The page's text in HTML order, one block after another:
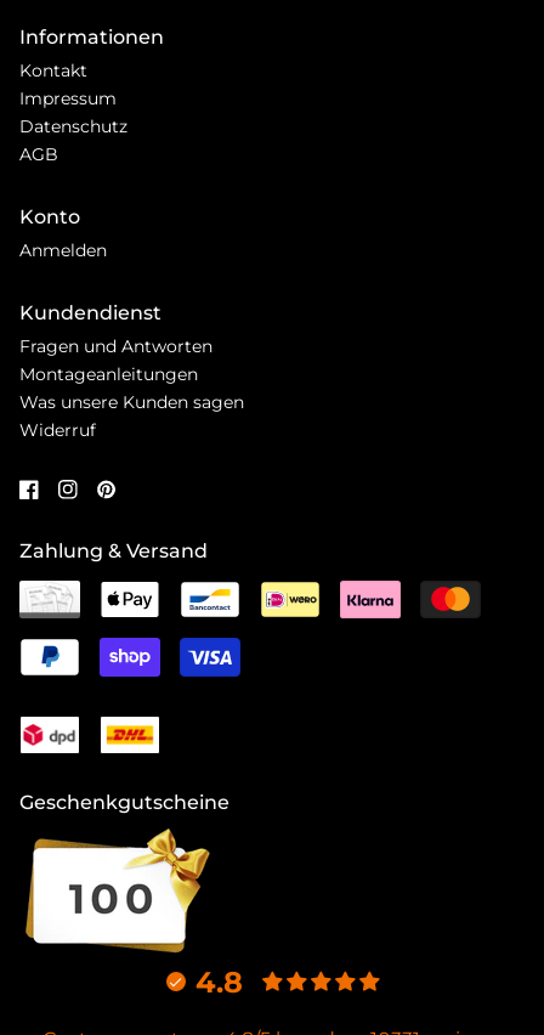
Informationen
Kontakt
Impressum
Datenschutz
AGB
Konto
Anmelden
Kundendienst
Fragen und Antworten
Montageanleitungen
Was unsere Kunden sagen
Widerruf
Zahlung & Versand
Geschenkgutscheine
4.8